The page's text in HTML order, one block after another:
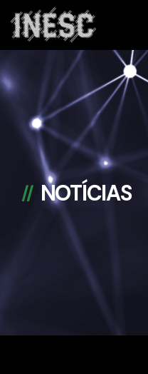
INESC
NOTÍCIAS